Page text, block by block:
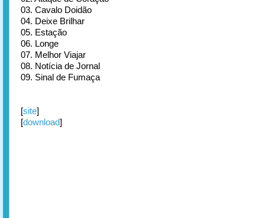
03. Cavalo Doidão
04. Deixe Brilhar
05. Estação
06. Longe
07. Melhor Viajar
08. Notícia de Jornal
09. Sinal de Fumaça
[site]
[download]